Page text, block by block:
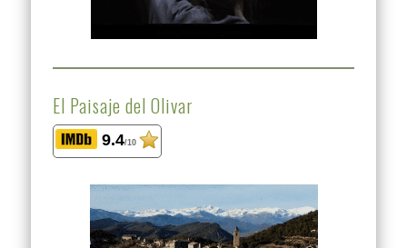
El Paisaje del Olivar
9.4/10